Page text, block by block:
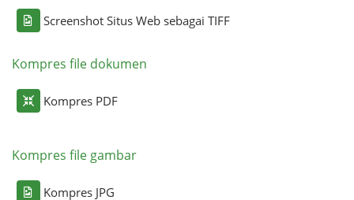
Screenshot Situs Web sebagai TIFF
Kompres file dokumen
Kompres PDF
Kompres file gambar
Kompres JPG